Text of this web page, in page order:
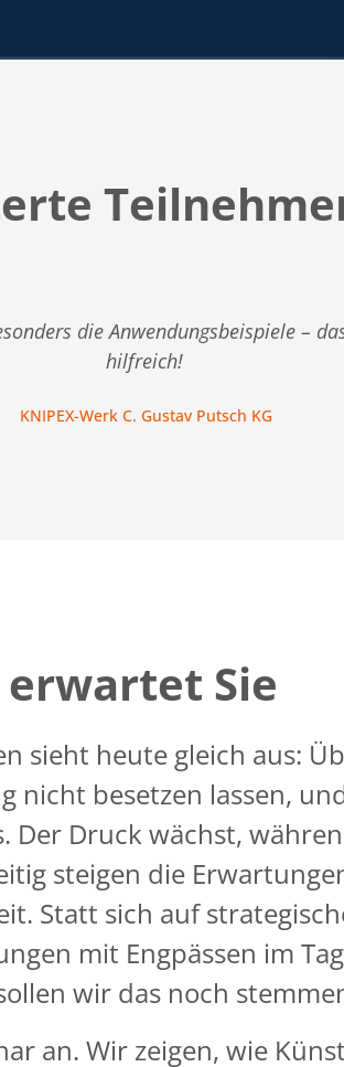
die Anwendungsbeispiele –
hilfreich!
KNIPEX-Werk C. Gustav Putsch KG
erwartet Sie
sieht heute gleich aus:
nicht besetzen lassen,
Der Druck wächst,
steigen die
Statt sich auf
mit Engpässen im
wir das noch
an. Wir zeigen, wie